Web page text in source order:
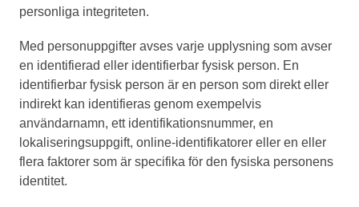
personliga integriteten.
Med personuppgifter avses varje upplysning som avser
en identifierad eller identifierbar fysisk person. En
identifierbar fysisk person är en person som direkt eller
indirekt kan identifieras genom exempelvis
användarnamn, ett identifikationsnummer, en
lokaliseringsuppgift, online-identifikatorer eller en eller
flera faktorer som är specifika för den fysiska personens
identitet.